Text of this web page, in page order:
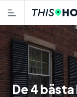
De 4